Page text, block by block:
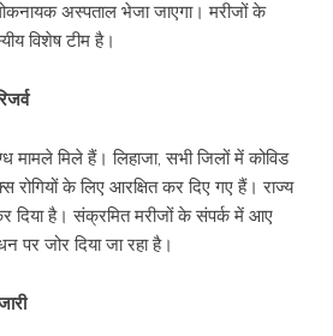
अस्पताल भेजा जाएगा। मरीजों के
विशेष टीम है।
मामले मिले हैं। लिहाजा, सभी जिलों में कोविड
रोगियों के लिए आरक्षित कर दिए गए हैं। राज्य
दिया है। संक्रमित मरीजों के संपर्क में आए
पर जोर दिया जा रहा है।